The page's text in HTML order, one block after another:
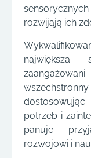
rozwijają ich
największa
potrzeb i
panuje
rozwojowi i